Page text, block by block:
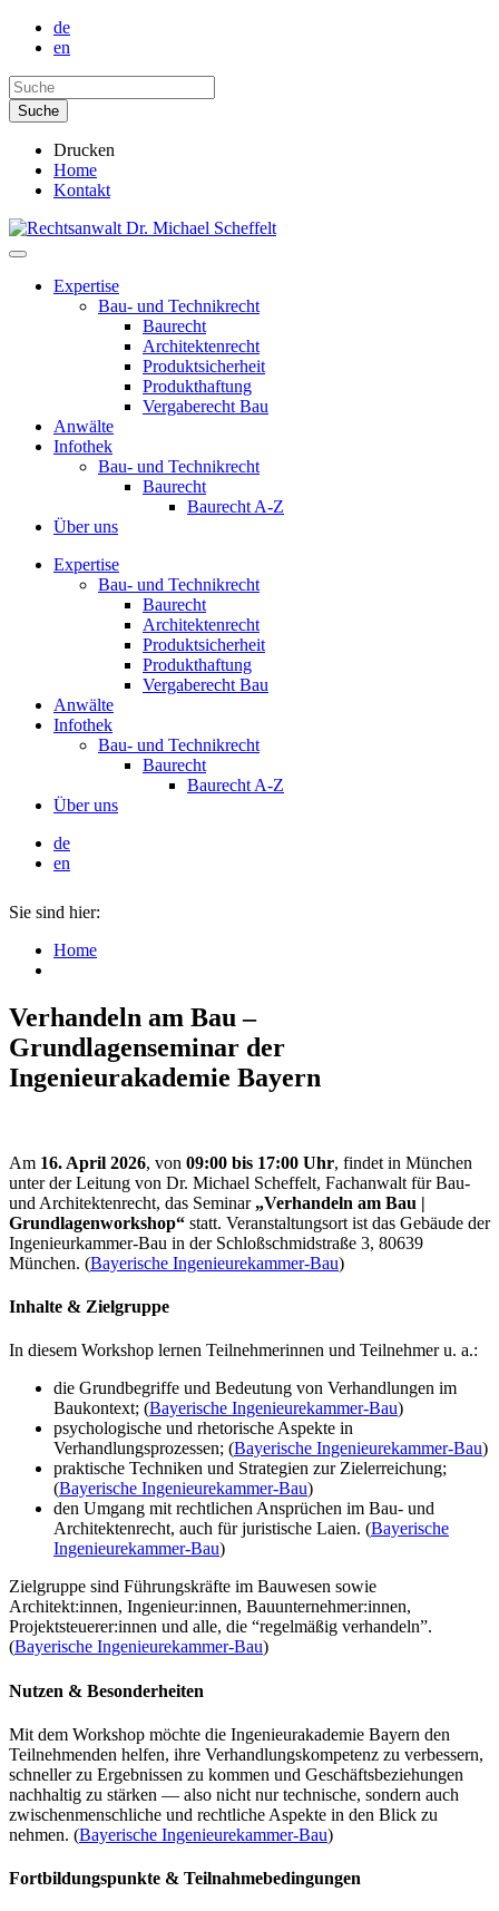
de
en
Drucken
Home
Kontakt
Expertise
Bau- und Technikrecht
Baurecht
Architektenrecht
Produktsicherheit
Produkthaftung
Vergaberecht Bau
Anwälte
Infothek
Bau- und Technikrecht
Baurecht
Baurecht A-Z
Über uns
Expertise
Bau- und Technikrecht
Baurecht
Architektenrecht
Produktsicherheit
Produkthaftung
Vergaberecht Bau
Anwälte
Infothek
Bau- und Technikrecht
Baurecht
Baurecht A-Z
Über uns
de
en
Sie sind hier:
Home
Verhandeln am Bau –
Grundlagenseminar der
Ingenieurakademie Bayern
Am 16. April 2026, von 09:00 bis 17:00 Uhr, findet in München
unter der Leitung von Dr. Michael Scheffelt, Fachanwalt für Bau-
und Architektenrecht, das Seminar „Verhandeln am Bau |
Grundlagenworkshop“ statt. Veranstaltungsort ist das Gebäude der
Ingenieurkammer-Bau in der Schloßschmidstraße 3, 80639
München. (Bayerische Ingenieurekammer-Bau)
Inhalte & Zielgruppe
In diesem Workshop lernen Teilnehmerinnen und Teilnehmer u. a.:
die Grundbegriffe und Bedeutung von Verhandlungen im
Baukontext; (Bayerische Ingenieurekammer-Bau)
psychologische und rhetorische Aspekte in
Verhandlungsprozessen; (Bayerische Ingenieurekammer-Bau)
praktische Techniken und Strategien zur Zielerreichung;
(Bayerische Ingenieurekammer-Bau)
den Umgang mit rechtlichen Ansprüchen im Bau- und
Architektenrecht, auch für juristische Laien. (Bayerische
Ingenieurekammer-Bau)
Zielgruppe sind Führungskräfte im Bauwesen sowie
Architekt:innen, Ingenieur:innen, Bauunternehmer:innen,
Projektsteuerer:innen und alle, die “regelmäßig verhandeln”.
(Bayerische Ingenieurekammer-Bau)
Nutzen & Besonderheiten
Mit dem Workshop möchte die Ingenieurakademie Bayern den
Teilnehmenden helfen, ihre Verhandlungskompetenz zu verbessern,
schneller zu Ergebnissen zu kommen und Geschäftsbeziehungen
nachhaltig zu stärken — also nicht nur technische, sondern auch
zwischenmenschliche und rechtliche Aspekte in den Blick zu
nehmen. (Bayerische Ingenieurekammer-Bau)
Fortbildungspunkte & Teilnahmebedingungen